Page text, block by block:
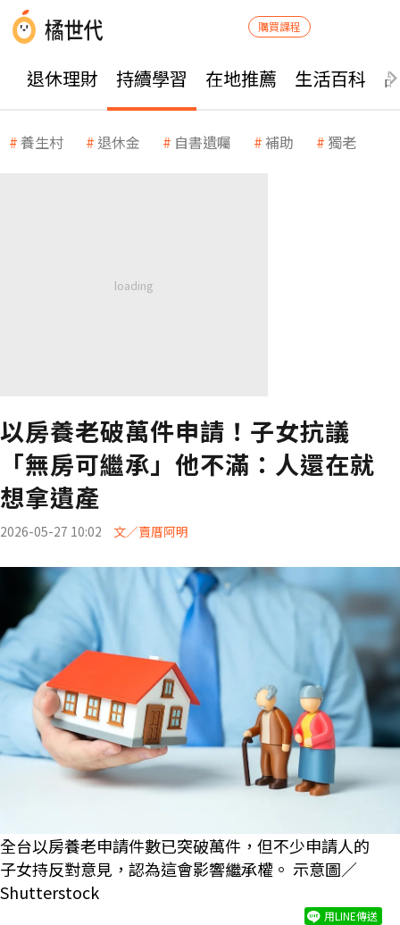
購買課程
退休理財 持續學習 在地推薦 生活百科
養生村 退休金 自書遺囑 補助 獨老
以房養老破萬件申請！子女抗議
「無房可繼承」他不滿：人還在就
想拿遺產
2026-05-27 10:02 文／賣厝阿明
全台以房養老申請件數已突破萬件，但不少申請人的
子女持反對意見，認為這會影響繼承權。 示意圖／
Shutterstock
用LINE傳送